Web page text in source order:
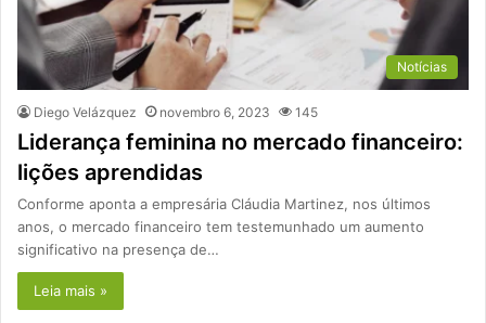
Notícias
Diego Velázquez novembro 6, 2023 145
Liderança feminina no mercado financeiro:
lições aprendidas
Conforme aponta a empresária Cláudia Martinez, nos últimos
anos, o mercado financeiro tem testemunhado um aumento
significativo na presença de…
Leia mais »